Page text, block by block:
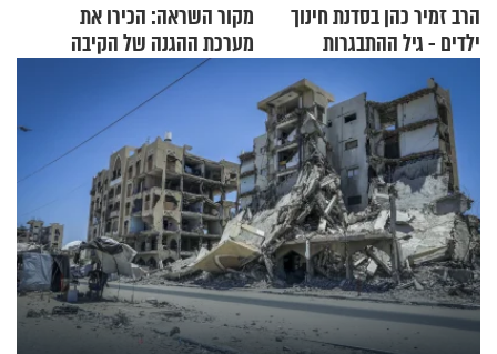
הרב זמיר כהן בסדנת חינוך
ילדים - גיל ההתבגרות
מקור השראה: הכירו את
מערכת ההגנה של הקיבה